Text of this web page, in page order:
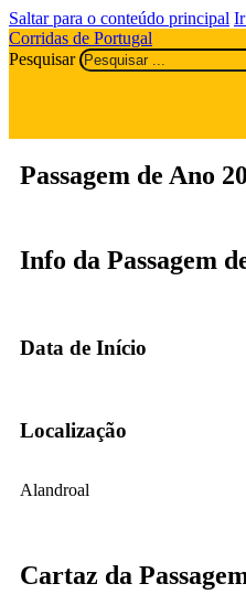
Saltar para o conteúdo principal
Corridas de Portugal
Pesquisar
Passagem de Ano
Info da Passagem
Data de Início
Localização
Alandroal
Cartaz da